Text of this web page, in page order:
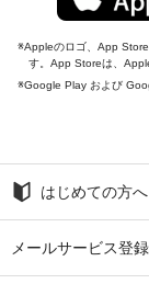
Appleのロゴ、App
す。App Storeは、
Google Play および
はじめての方へ
メールサービス登